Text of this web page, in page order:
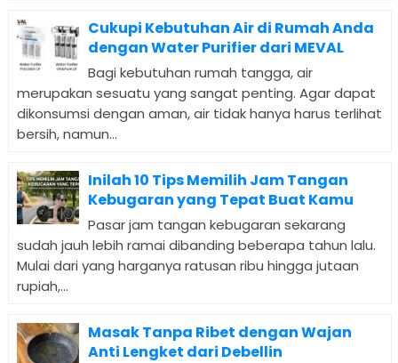
Cukupi Kebutuhan Air di Rumah Anda
dengan Water Purifier dari MEVAL
Bagi kebutuhan rumah tangga, air
merupakan sesuatu yang sangat penting. Agar dapat
dikonsumsi dengan aman, air tidak hanya harus terlihat
bersih, namun...
Inilah 10 Tips Memilih Jam Tangan
Kebugaran yang Tepat Buat Kamu
Pasar jam tangan kebugaran sekarang
sudah jauh lebih ramai dibanding beberapa tahun lalu.
Mulai dari yang harganya ratusan ribu hingga jutaan
rupiah,...
Masak Tanpa Ribet dengan Wajan
Anti Lengket dari Debellin